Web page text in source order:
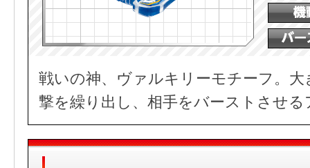
戦いの神、ヴァルキリーモチーフ。
撃を繰り出し、相手をバーストさせ